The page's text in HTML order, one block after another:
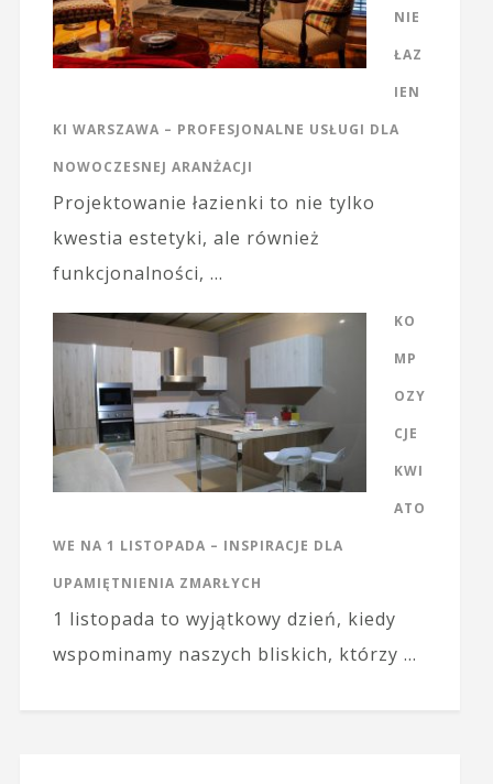
NIE
ŁAZ
IEN
KI WARSZAWA – PROFESJONALNE USŁUGI DLA
NOWOCZESNEJ ARANŻACJI
Projektowanie łazienki to nie tylko
kwestia estetyki, ale również
funkcjonalności, …
KO
MP
OZY
CJE
KWI
ATO
WE NA 1 LISTOPADA – INSPIRACJE DLA
UPAMIĘTNIENIA ZMARŁYCH
1 listopada to wyjątkowy dzień, kiedy
wspominamy naszych bliskich, którzy …